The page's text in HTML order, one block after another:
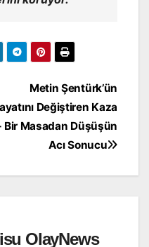
Metin Şentürk’ün
Değiştiren Kaza
Bir Masadan Düşüşün
Acı Sonucu
OlayNews